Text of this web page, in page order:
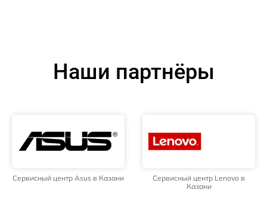
Наши партнёры
Сервисный центр Asus в Казани
Сервисный центр Lenovo в
Казани